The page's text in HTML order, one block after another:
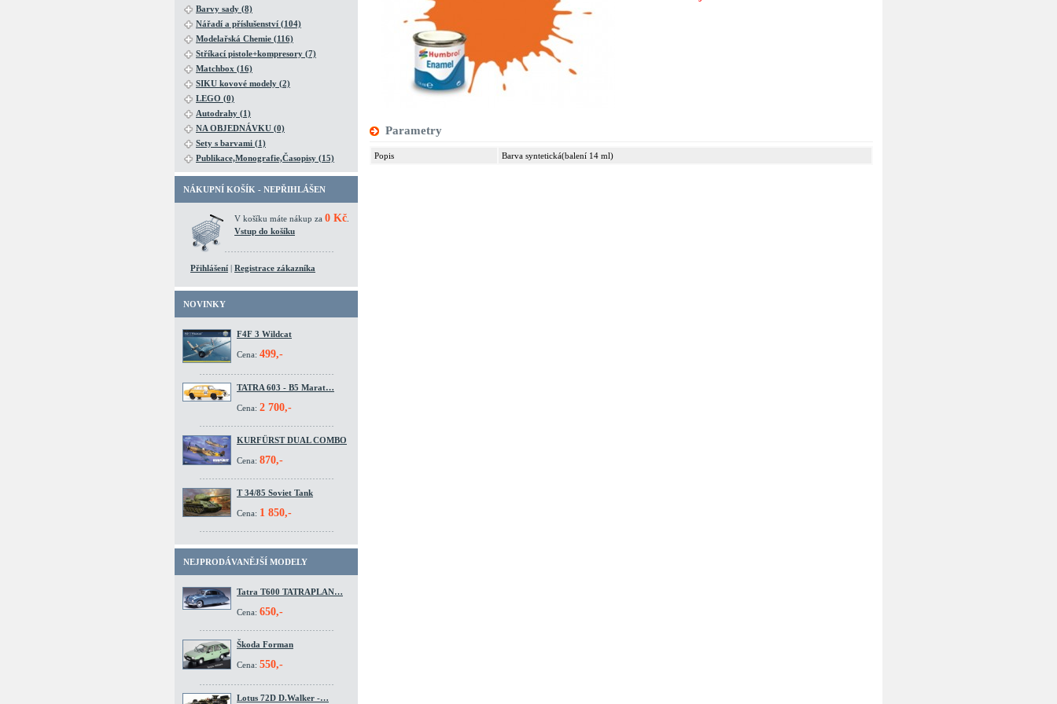
Barvy sady (8)
Nářadí a příslušenství (104)
Modelařská Chemie (116)
Stříkací pistole+kompresory (7)
Matchbox (16)
SIKU kovové modely (2)
LEGO (0)
Autodrahy (1)
NA OBJEDNÁVKU (0)
Sety s barvami (1)
Publikace,Monografie,Časopisy (15)
NÁKUPNÍ KOŠÍK - NEPŘIHLÁŠEN
V košíku máte nákup za 0 Kč
Vstup do košíku
Přihlášení | Registrace zákazníka
NOVINKY
F4F 3 Wildcat
Cena: 499,-
TATRA 603 - B5 Marat…
Cena: 2 700,-
KURFÜRST DUAL COMBO
Cena: 870,-
T 34/85 Soviet Tank
Cena: 1 850,-
NEJPRODÁVANĚJŠÍ MODELY
Tatra T600 TATRAPLAN…
Cena: 650,-
Škoda Forman
Cena: 550,-
Lotus 72D D.Walker -…
Parametry
Popis Barva syntetická(balení 14 ml)